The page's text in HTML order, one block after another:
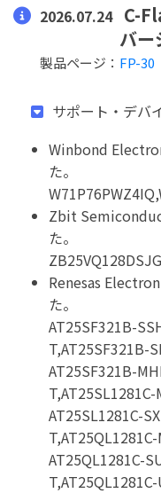
2026.07.24 C-
バー
製品ページ： FP-30
サポート・デバ
Winbond
た。
Zbit
た。
Renesas
た。
AT25SF321B-
T,AT25SF321B-
AT25SF321B-
AT25SL1281C-
AT25QL1281C-